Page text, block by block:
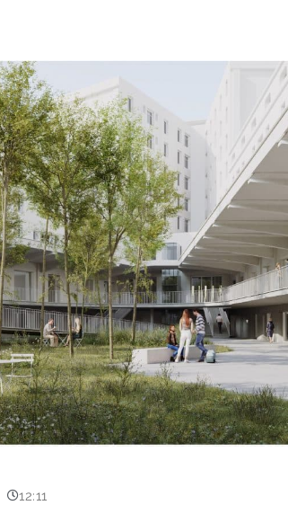
12:11